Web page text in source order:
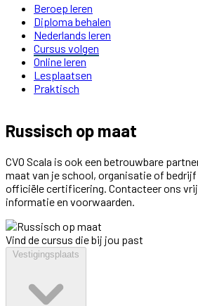
Beroep leren
Diploma behalen
Nederlands leren
Cursus volgen
Online leren
Lesplaatsen
Praktisch
Russisch op maat
CVO Scala is ook een betrouwbare
maat van je school, organisatie of
officiële certificering. Contacteer ons
informatie en voorwaarden.
Vind de cursus die bij jou past
Vestigingsplaats